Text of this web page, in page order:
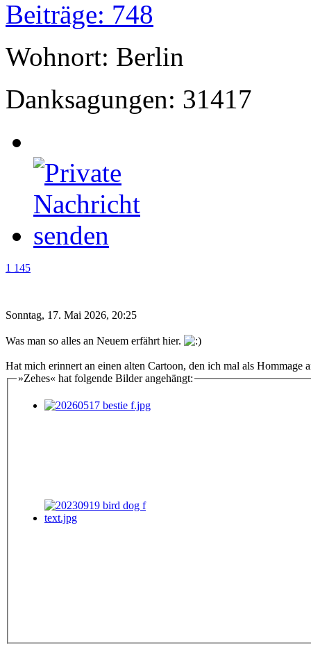
Beiträge: 748
Wohnort: Berlin
Danksagungen: 31417
1 145
Sonntag, 17. Mai 2026, 20:25
Was man so alles an Neuem erfährt hier.
Hat mich erinnert an einen alten Cartoon, den ich mal als Hommage
»Zehes« hat folgende Bilder angehängt: